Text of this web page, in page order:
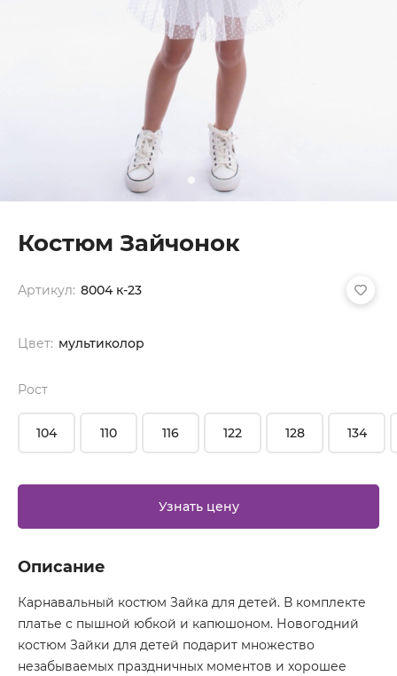
Костюм Зайчонок
Артикул: 8004 к-23
Цвет: мультиколор
Рост
104 110 116 122 128 134
Узнать цену
Описание
Карнавальный костюм Зайка для детей. В комплекте
платье с пышной юбкой и капюшоном. Новогодний
костюм Зайки для детей подарит множество
незабываемых праздничных моментов и хорошее